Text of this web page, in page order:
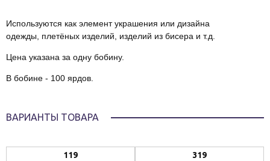
Используются как элемент украшения или дизайна
одежды, плетёных изделий, изделий из бисера и т.д.
Цена указана за одну бобину.
В бобине - 100 ярдов.
ВАРИАНТЫ ТОВАРА
119 319